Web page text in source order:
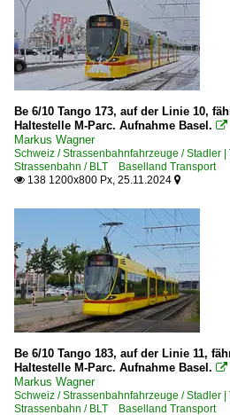
Be 6/10 Tango 173, auf der Linie 10,
Haltestelle M-Parc. Aufnahme Basel. 
Markus Wagner
Schweiz / Strassenbahnfahrzeuge / Stadler |
Strassenbahn / BLT Baselland Transport
 138 1200x800 Px, 25.11.2024 
Be 6/10 Tango 183, auf der Linie 11,
Haltestelle M-Parc. Aufnahme Basel. 
Markus Wagner
Schweiz / Strassenbahnfahrzeuge / Stadler |
Strassenbahn / BLT Baselland Transport